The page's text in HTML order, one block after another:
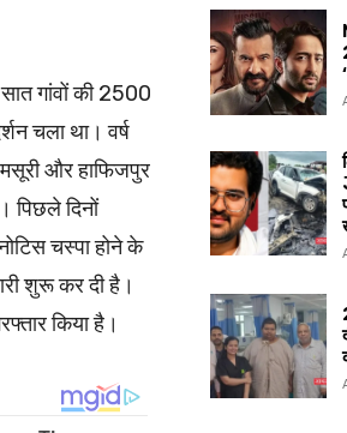
गांवों की 2500
चला था। वर्ष
और हाफिजपुर
पिछले दिनों
चस्पा होने के
शुरू कर दी है।
किया है।